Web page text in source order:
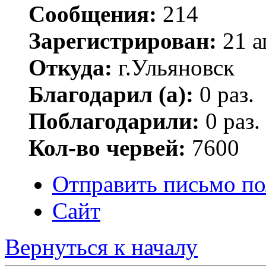
Сообщения: 214
Зарегистрирован: 21
Откуда: г.Ульяновск
Благодарил (а): 0 раз.
Поблагодарили: 0 раз.
Кол-во червей: 7600
Отправить письмо
Сайт
Вернуться к началу